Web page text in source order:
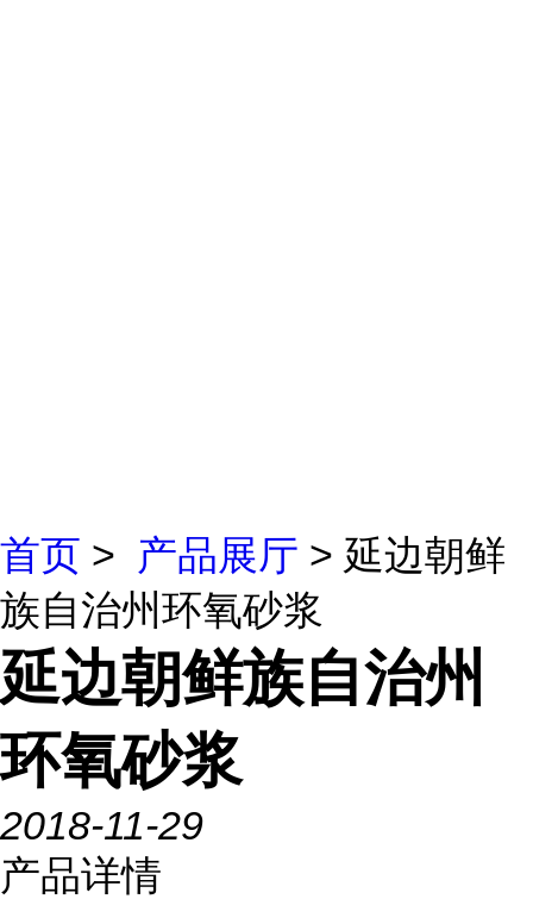
首页 > 产品展厅 > 延边朝鲜
族自治州环氧砂浆
延边朝鲜族自治州
环氧砂浆
2018-11-29
产品详情